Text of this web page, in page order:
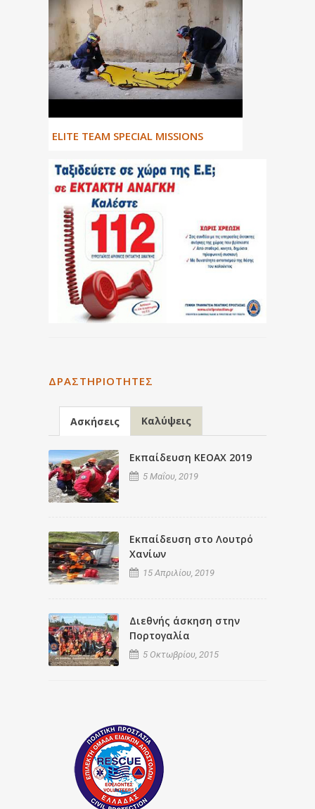
ΕLITE TEAM SPECIAL MISSIONS
ΔΡΑΣΤΗΡΙΌΤΗΤΕΣ
Ασκήσεις Καλύψεις
Εκπαίδευση ΚΕΟΑΧ 2019
5 Μαΐου, 2019
Εκπαίδευση στο Λουτρό
Χανίων
15 Απριλίου, 2019
Διεθνής άσκηση στην
Πορτογαλία
5 Οκτωβρίου, 2015